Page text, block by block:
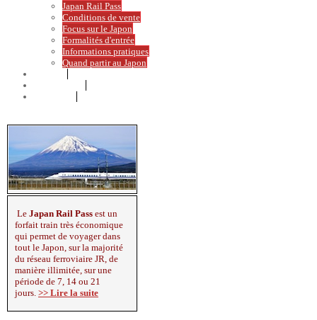
Japan Rail Pass
Conditions de vente
Focus sur le Japon
Formalités d'entrée
Informations pratiques
Quand partir au Japon
Le Japan Rail Pass est un
forfait train très économique
qui permet de voyager dans
tout le Japon, sur la majorité
du réseau ferroviaire JR, de
manière illimitée, sur une
période de 7, 14 ou 21
jours. >> Lire la suite